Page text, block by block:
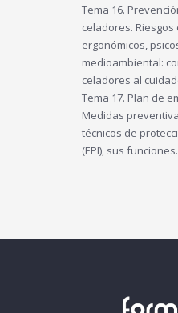
Tema 16.
celadores.
ergonómicos,
medioambiental:
celadores al
Tema 17. Plan de
Medidas
técnicos de
(EPI), sus